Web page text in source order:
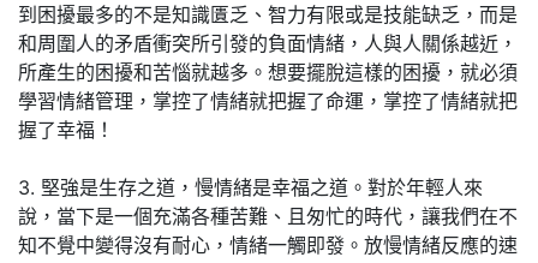
到困擾最多的不是知識匱乏、智力有限或是技能缺乏，而是
和周圍人的矛盾衝突所引發的負面情緒，人與人關係越近，
所產生的困擾和苦惱就越多。想要擺脫這樣的困擾，就必須
學習情緒管理，掌控了情緒就把握了命運，掌控了情緒就把
握了幸福！
3. 堅強是生存之道，慢情緒是幸福之道。對於年輕人來
說，當下是一個充滿各種苦難、且匆忙的時代，讓我們在不
知不覺中變得沒有耐心，情緒一觸即發。放慢情緒反應的速